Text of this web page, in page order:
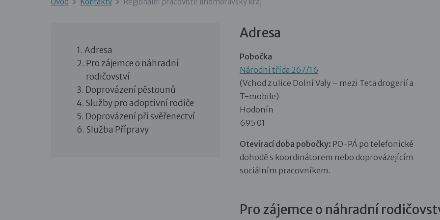
Adresa
Pro zájemce o náhradní
rodičovství
Doprovázení pěstounů
Služby pro adoptivní rodiče
Doprovázení při svěřenectví
Služba Přípravy
Adresa
Pobočka
Národní třída 267/16
(Vchod z ulice Dolní Valy – mezi Teta drogerií a
T-mobile)
Hodonín
695 01
Otevírací doba pobočky: PO-PÁ po telefonické
dohodě s koordinátorem nebo doprovázejícím
sociálním pracovníkem.
Pro zájemce o náhradní